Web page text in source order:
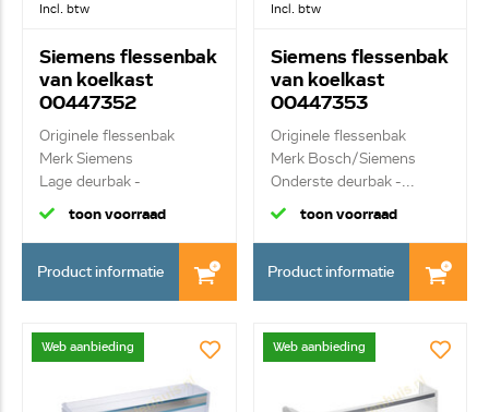
Incl. btw
Siemens flessenbak
van koelkast
00447352
Originele flessenbak
Merk Siemens
Lage deurbak -
transparan...
toon voorraad
Product informatie
Incl. btw
Siemens flessenbak
van koelkast
00447353
Originele flessenbak
Merk Bosch/Siemens
Onderste deurbak -...
toon voorraad
Product informatie
Web aanbieding Web aanbieding